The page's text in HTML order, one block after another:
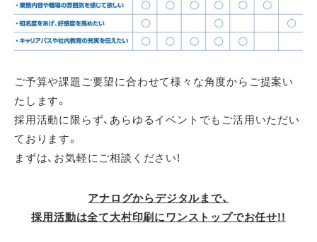
ご予算や課題ご要望に合わせて様々な角度からご提案い
たします。
採用活動に限らず、あらゆるイベントでもご活用いただい
ております。
まずは、お気軽にご相談ください!
アナログからデジタルまで、
採用活動は全て大村印刷にワンストップでお任せ!!